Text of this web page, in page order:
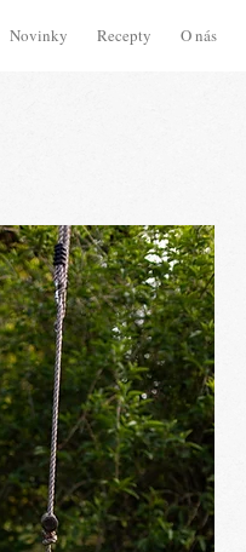
Novinky Recepty O nás